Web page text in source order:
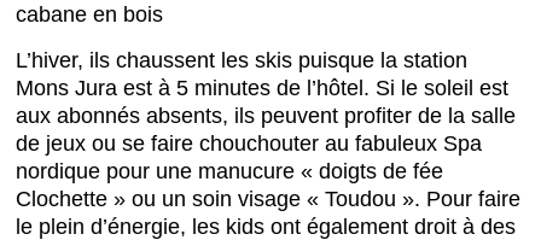
cabane en bois
L’hiver, ils chaussent les skis puisque la station
Mons Jura est à 5 minutes de l’hôtel. Si le soleil est
aux abonnés absents, ils peuvent profiter de la salle
de jeux ou se faire chouchouter au fabuleux Spa
nordique pour une manucure « doigts de fée
Clochette » ou un soin visage « Toudou ». Pour faire
le plein d’énergie, les kids ont également droit à des